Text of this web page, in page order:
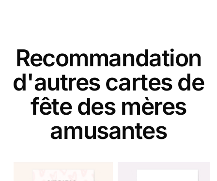
Recommandation
d'autres cartes de
fête des mères
amusantes